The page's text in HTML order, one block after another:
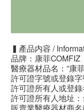
▍產品内容 /
品牌：康菲COMFIZ
醫療器材品名：”康
許可證字號或登錄
許可證所有人或登
許可證所有人地址
販賣業醫療器材商